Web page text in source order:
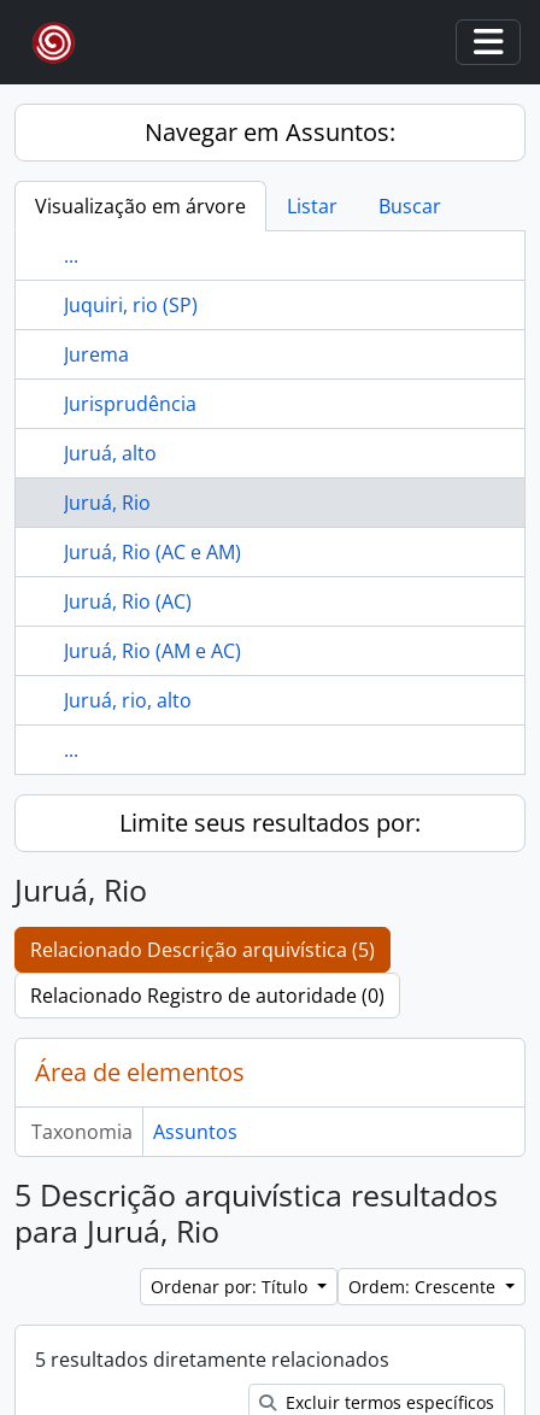
Skip to main content
Navegar em Assuntos:
Visualização em árvore Listar
Buscar
...
Juquiri, rio (SP)
Jurema
Jurisprudência
Juruá, alto
Juruá, Rio
Juruá, Rio (AC e AM)
Juruá, Rio (AC)
Juruá, Rio (AM e AC)
Juruá, rio, alto
...
Limite seus resultados por:
Juruá, Rio
Relacionado Descrição arquivística (5)
Relacionado Registro de autoridade (0)
Área de elementos
Taxonomia Assuntos
5 Descrição arquivística resultados
para Juruá, Rio
Ordenar por: Título Ordem: Crescente
5 resultados diretamente relacionados
Excluir termos específicos